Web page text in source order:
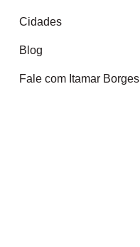
Cidades
Blog
Fale com Itamar Borges